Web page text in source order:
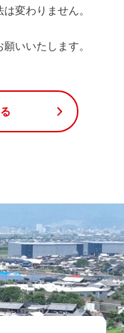
変わりません。
いいたします。